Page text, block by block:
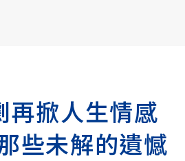
再掀人生情感
些未解的遺憾